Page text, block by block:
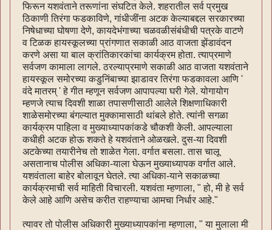
फिरून यशवंताने तरूणांना संघटित केले. शहरातील सर्व प्रमुख
ठिकाणी तिरंगा फडकाविणे, गांधीजींना अटक केल्याबद्दल सरकारच्या
निषेधाच्या घोषणा देणे, कायदेभंगाच्या चळवळीसंबंधीची पत्रके वाटणे
व टिळक हायस्कूलच्या प्रांगणात सकाळी आठ वाजता झेंडावंदन
करणे असा या बाल क्रांतिकारकांचा कार्यक्रम होता. त्याप्रमाणे
सर्वजण कामाला लागले. ठरल्याप्रमाणे सकाळी आठ वाजता यशवंताने
हायस्कूल समोरच्या कडुनिंबाच्या झाडावर तिरंगा फडकावला आणि '
वंदे मातरम् ' हे गीत म्हणून सर्वजण आपापल्या घरी गेले. योगायोग
म्हणजे त्याच दिवशी शाळा तपासणीसाठी आलेले शिक्षणाधिकारी
शाळेसमोरच्या बंगल्यात मुक्कामासाठी थांबले होते. त्यांनी सगळा
कार्यक्रम पाहिला व मुख्याध्यापकांकडे चौकशी केली. आपल्याला
कधीही अटक होऊ शकते हे यशवंताने ओळखले. दुस-या दिवशी
अटकेच्या तयारीनेच तो शाळेत गेला. वर्गात बसला. तास चालू
असतानाच पोलीस अधिका-याला घेऊन मुख्याध्यापक वर्गात आले.
यशवंताला बाहेर बोलावून घेतले. त्या अधिका-याने सकाळच्या
कार्यक्रमाची सर्व माहिती विचारली. यशवंता म्हणाला, " हो, मी हे सर्व
केले आहे आणि असेच करीत राहण्याचा आमचा निर्धार आहे."
त्यावर तो पोलीस अधिकारी मुख्याध्यापकांना म्हणाला, " या मुलाला मी